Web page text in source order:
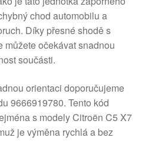
chod automobilu a
Díky přesné shodě s
očekávat snadnou
součásti.
orientaci doporučujeme
9666919780. Tento kód
s modely Citroën C5 X7
je výměna rychlá a bez